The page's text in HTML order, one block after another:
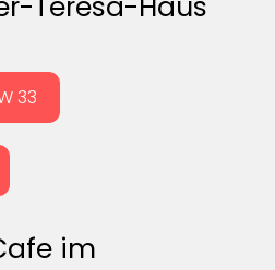
33
im